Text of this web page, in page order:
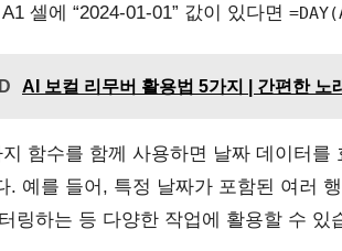
A1 셀에 “2024-01-01” 값이 있다면
AI 보컬 리무버 활용법 5가지 | 간편한 노
함수를 함께 사용하면 날짜 데이터
. 예를 들어, 특정 날짜가 포함된 여러
링하는 등 다양한 작업에 활용할 수 있